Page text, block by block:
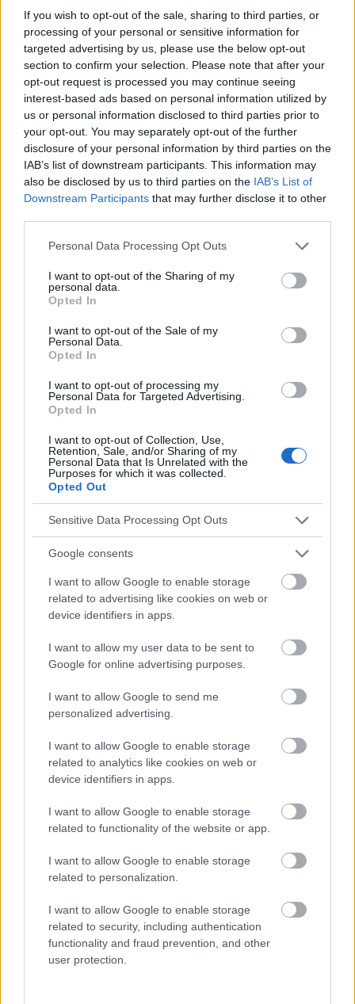
If you wish to opt-out of the sale, sharing to third parties, or
processing of your personal or sensitive information for
targeted advertising by us, please use the below opt-out
section to confirm your selection. Please note that after your
opt-out request is processed you may continue seeing
interest-based ads based on personal information utilized by
us or personal information disclosed to third parties prior to
your opt-out. You may separately opt-out of the further
disclosure of your personal information by third parties on the
IAB’s list of downstream participants. This information may
also be disclosed by us to third parties on the IAB’s List of
Downstream Participants that may further disclose it to other
Please note that this website/app uses one or more Google
not limited to your visit or usage behaviour. You may click to
grant or deny consent to Google and its third-party tags to
use your data for below specified purposes in below Google
consent section.
Personal Data Processing Opt Outs
I want to opt-out of the Sharing of my
personal data.
Opted In
I want to opt-out of the Sale of my
Personal Data.
Opted In
I want to opt-out of processing my
Personal Data for Targeted Advertising.
Opted In
I want to opt-out of Collection, Use,
Retention, Sale, and/or Sharing of my
Personal Data that Is Unrelated with the
Purposes for which it was collected.
Opted Out
Sensitive Data Processing Opt Outs
Google consents
I want to allow Google to enable storage
related to advertising like cookies on web or
device identifiers in apps.
I want to allow my user data to be sent to
Google for online advertising purposes.
I want to allow Google to send me
personalized advertising.
I want to allow Google to enable storage
related to analytics like cookies on web or
device identifiers in apps.
I want to allow Google to enable storage
related to functionality of the website or app.
I want to allow Google to enable storage
related to personalization.
I want to allow Google to enable storage
related to security, including authentication
functionality and fraud prevention, and other
user protection.
Anhäufung von Fettstoffen, was zu einer
Beeinträchtigung des Sehvermögens führt.
Betroffene von Morbus Fabry geben an, dass die
häufigsten Beschwerden, mit denen sie zu
kämpfen haben, folgende sind:
Schwindel,
Schmerzen in den Füßen und Händen,
Herzrhythmusstörungen,
Proteinurie,
Herzversagen,
Berüchtigte Ohnmachtsanfälle.
Derzeit gibt es etwa fünfzig Menschen, bei denen
Morbus Fabry diagnostiziert wurde.
Morbus Fabry betrifft ein Gen, das sich auf dem X-
Chromosom befindet - es handelt sich also um eine
Erbkrankheit.
Interessant? Teilen sie es auf Facebook!